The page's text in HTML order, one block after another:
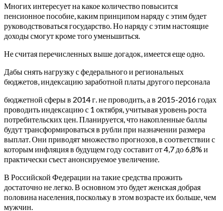
Многих интересует на какое количество повысится
пенсионное пособие, каким принципом наряду с этим будет
руководствоваться государство. Но наряду с этим настоящие
доходы смогут кроме того уменьшиться.
Не считая перечисленных выше догадок, имеется еще одно.
Дабы снять нагрузку с федерального и региональных
бюджетов, индексацию заработной платы другого персонала
бюджетной сферы в 2014 г. не проводить, а в 2015-2016 годах
проводить индексацию с 1 октября, учитывая уровень роста
потребительских цен.Планируется, что накопленные баллы
будут трансформироваться в рубли при назначении размера
выплат. Они приводят множество прогнозов, в соответствии с
которым инфляция в будущем году составит от 4,7 до 6,8% и
практически съест анонсируемое увеличение.
В Российской Федерации на такие средства прожить
достаточно не легко. В основном это будет женская добрая
половина населения, поскольку в этом возрасте их больше, чем
мужчин.